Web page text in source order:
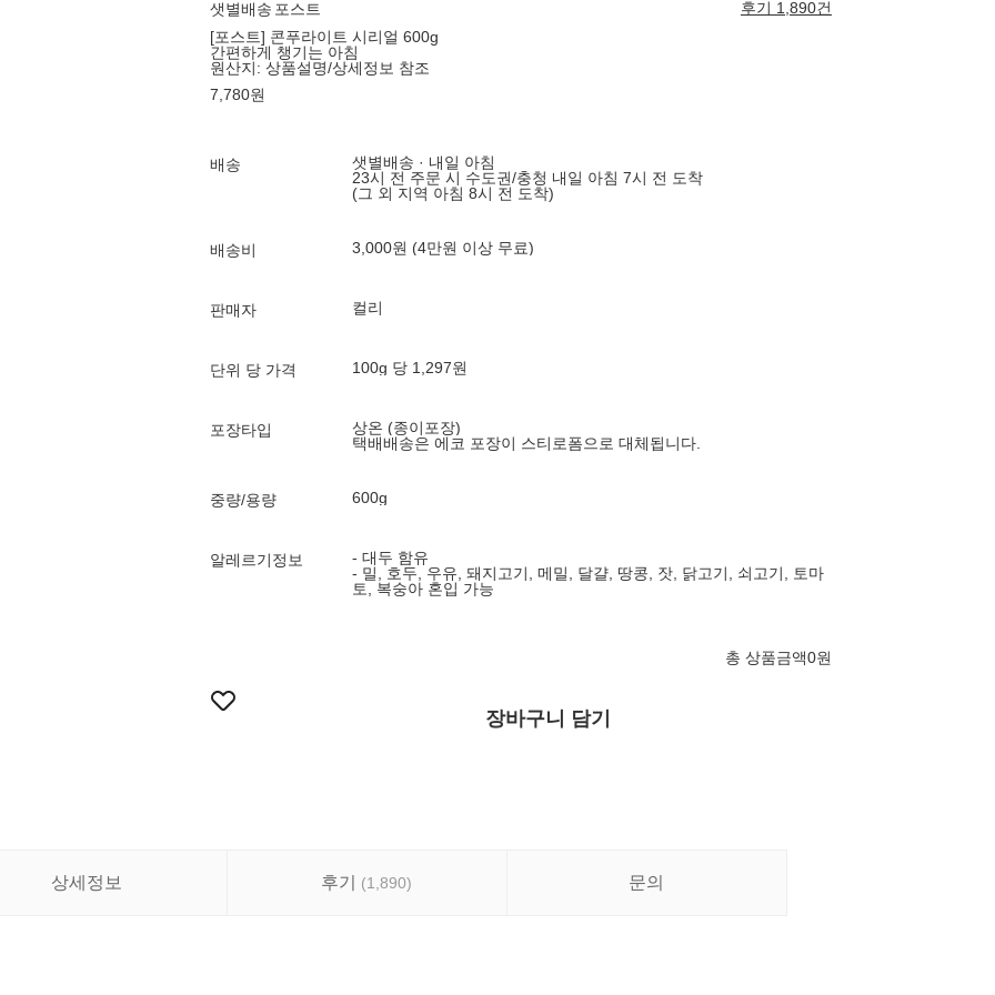
샛별배송 포스트
후기 1,890건
[포스트] 콘푸라이트 시리얼 600g
간편하게 챙기는 아침
원산지: 상품설명/상세정보 참조
7,780원
배송
샛별배송 · 내일 아침
23시 전 주문 시 수도권/충청 내일 아침 7시 전 도착
(그 외 지역 아침 8시 전 도착)
배송비 3,000원 (4만원 이상 무료)
판매자 컬리
단위 당 가격 100g 당 1,297원
포장타입
상온 (종이포장)
택배배송은 에코 포장이 스티로폼으로 대체됩니다.
중량/용량 600g
알레르기정보
- 대두 함유
- 밀, 호두, 우유, 돼지고기, 메밀, 달걀, 땅콩, 잣, 닭고기, 쇠고기, 토마
토, 복숭아 혼입 가능
총 상품금액0원
장바구니 담기
상세정보 후기 (1,890) 문의